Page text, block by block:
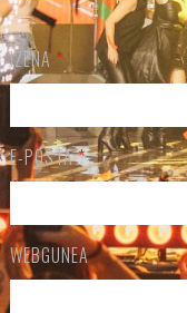
IZENA *
E-POSTA*
WEBGUNEA